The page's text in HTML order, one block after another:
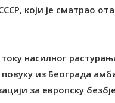
који је сматрао
насилног
из Београда
за европску